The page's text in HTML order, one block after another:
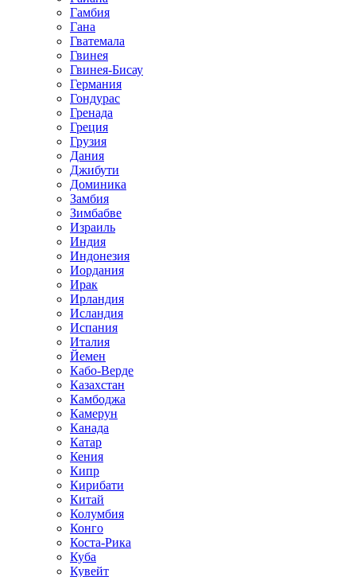
Гамбия
Гана
Гватемала
Гвинея
Гвинея-Бисау
Германия
Гондурас
Гренада
Греция
Грузия
Дания
Джибути
Доминика
Замбия
Зимбабве
Израиль
Индия
Индонезия
Иордания
Ирак
Ирландия
Исландия
Испания
Италия
Йемен
Кабо-Верде
Казахстан
Камбоджа
Камерун
Канада
Катар
Кения
Кипр
Кирибати
Китай
Колумбия
Конго
Коста-Рика
Куба
Кувейт